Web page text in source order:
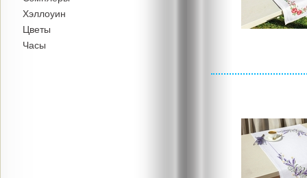
Хэллоуин
Цветы
Часы